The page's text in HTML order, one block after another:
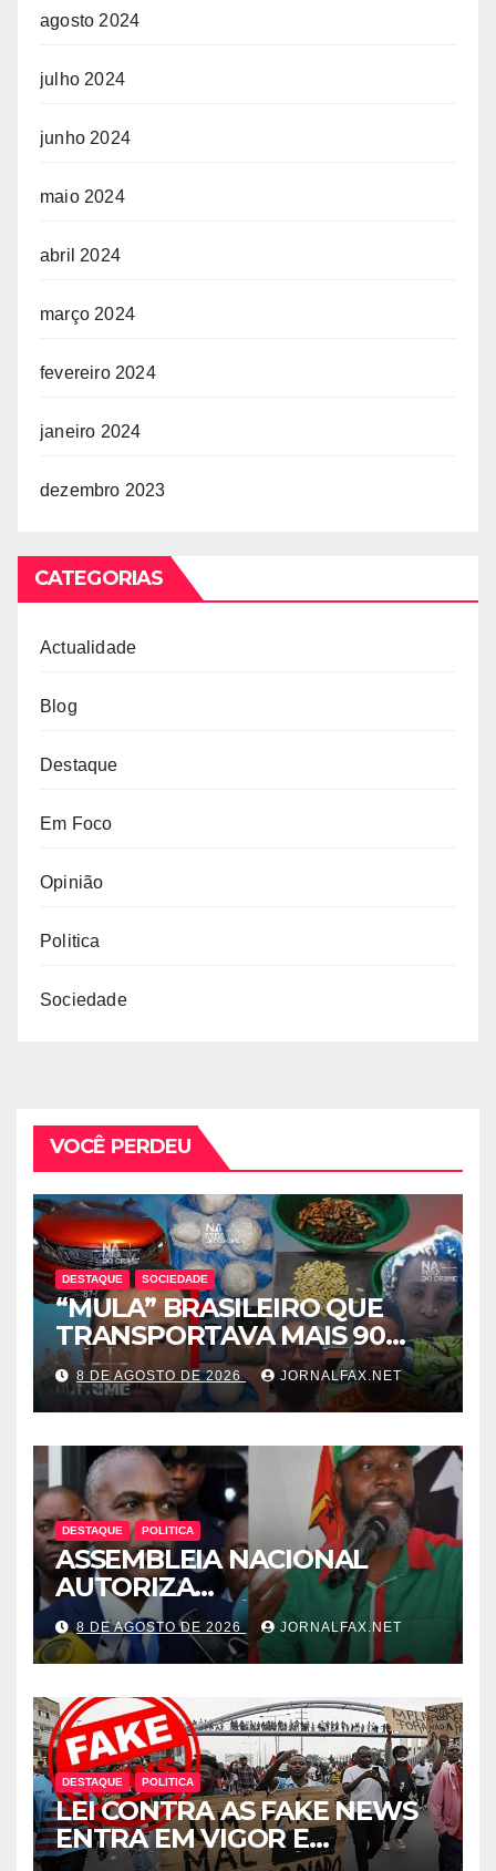
agosto 2024
julho 2024
junho 2024
maio 2024
abril 2024
março 2024
fevereiro 2024
janeiro 2024
dezembro 2023
CATEGORIAS
Actualidade
Blog
Destaque
Em Foco
Opinião
Politica
Sociedade
VOCÊ PERDEU
DESTAQUE SOCIEDADE
“MULA” BRASILEIRO QUE
TRANSPORTAVA MAIS 90
CÁPSULAS DE COCAÍNA
MORRE NO HOTEL EM
LUANDA
8 DE AGOSTO DE 2026 JORNALFAX.NET
DESTAQUE POLITICA
ASSEMBLEIA NACIONAL
AUTORIZA
INTERROGATÓRIO DE
ADRIANO SAPINALA NO
CASO “CAIXA TÉRMICA” E
CHIVUKUVUKU
8 DE AGOSTO DE 2026 JORNALFAX.NET
DESTAQUE POLITICA
LEI CONTRA AS FAKE NEWS
ENTRA EM VIGOR E